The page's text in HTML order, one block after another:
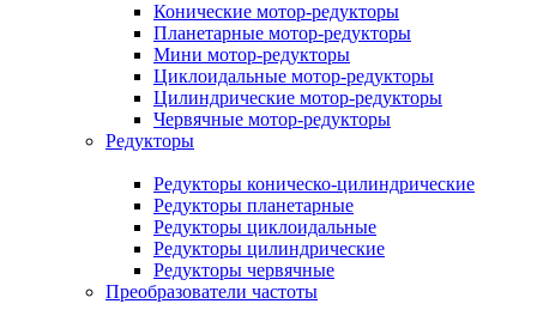
Конические мотор-редукторы
Планетарные мотор-редукторы
Мини мотор-редукторы
Циклоидальные мотор-редукторы
Цилиндрические мотор-редукторы
Червячные мотор-редукторы
Редукторы
Редукторы коническо-цилиндрические
Редукторы планетарные
Редукторы циклоидальные
Редукторы цилиндрические
Редукторы червячные
Преобразователи частоты